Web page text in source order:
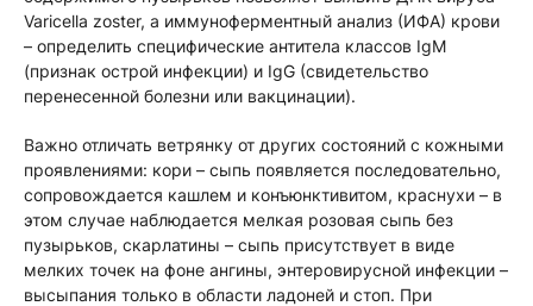
Varicella zoster, а иммуноферментный анализ (ИФА) крови
– определить специфические антитела классов IgM
(признак острой инфекции) и IgG (свидетельство
перенесенной болезни или вакцинации).
Важно отличать ветрянку от других состояний с кожными
проявлениями: кори – сыпь появляется последовательно,
сопровождается кашлем и конъюнктивитом, краснухи – в
этом случае наблюдается мелкая розовая сыпь без
пузырьков, скарлатины – сыпь присутствует в виде
мелких точек на фоне ангины, энтеровирусной инфекции –
высыпания только в области ладоней и стоп. При